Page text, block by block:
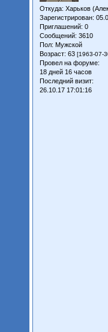
Откуда: Харьков
Зарегистрирован:
Приглашений: 0
Сообщений: 3610
Пол: Мужской
Возраст: 63 [1963-07-
Провел на форуме:
18 дней 16 часов
Последний визит:
26.10.17 17:01:16